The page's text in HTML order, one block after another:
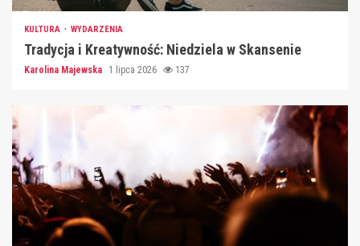
KULTURA WYDARZENIA
Tradycja i Kreatywność: Niedziela w Skansenie
Karolina Majewska 1 lipca 2026 137